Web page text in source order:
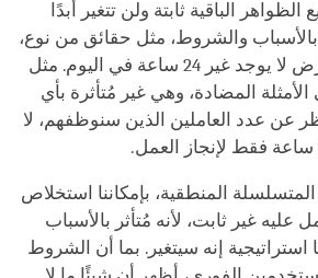
الظواهر الباقية ثابتة ولن تتغير أبدًا
والشروط، مثل حقائق من نوع،
أنه على هذه الأرض لا يوجد غير 24 ساعة في اليوم. مثل
المضادة، وهي غير مُتأثرة بأي
عن عدد العاملين الذين سنوظفهم، لا
المنطقية، بإمكاننا استخلاص
عليه غير ثابت، لأنه مُتأثر بالأسباب
إنه سيتغير. بما أن الشروط